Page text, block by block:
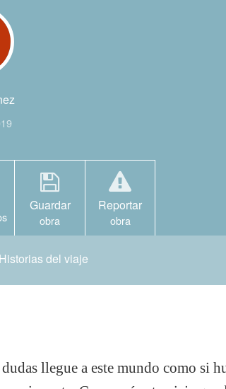
Guardar
obra
Reportar
obra
del viaje
llegue a este mundo como si